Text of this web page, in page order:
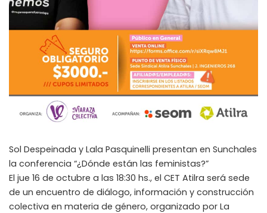
Sol Despeinada y Lala Pasquinelli presentan en Sunchales
la conferencia “¿Dónde están las feministas?”
El jue 16 de octubre a las 18:30 hs., el CET Atilra será sede
de un encuentro de diálogo, información y construcción
colectiva en materia de género, organizado por La